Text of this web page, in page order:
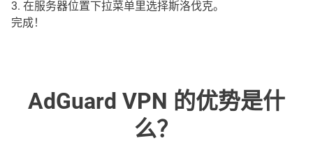
3. 在服务器位置下拉菜单里选择斯洛伐克。
完成！
AdGuard VPN 的优势是什
么？